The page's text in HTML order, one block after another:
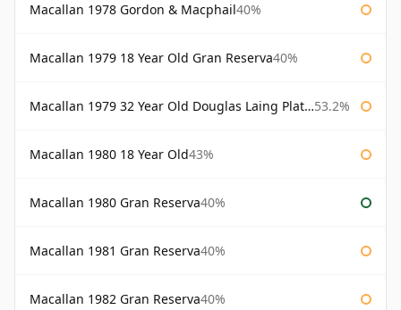
Macallan 1978 Gordon & Macphail40%
Macallan 1979 18 Year Old Gran Reserva40%
Macallan 1979 32 Year Old Douglas Laing Platinum Platinum Selection 53.2%
Macallan 1980 18 Year Old43%
Macallan 1980 Gran Reserva40%
Macallan 1981 Gran Reserva40%
Macallan 1982 Gran Reserva40%